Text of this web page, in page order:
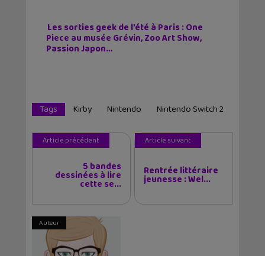
Les sorties geek de l’été à Paris : One
Piece au musée Grévin, Zoo Art Show,
Passion Japon…
Tags Kirby Nintendo Nintendo Switch 2
Article précédent
5 bandes
dessinées à lire
cette se...
Article suivant
Rentrée littéraire
jeunesse : Wel...
Auteur